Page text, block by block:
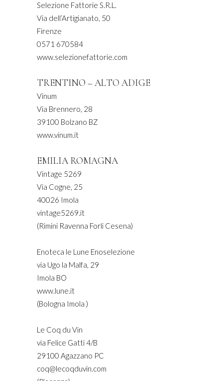
Selezione Fattorie S.R.L.
Via dell’Artigianato, 50
Firenze
0571 670584
www.selezionefattorie.com
TRENTINO – ALTO ADIGE
Vinum
Via Brennero, 28
39100 Bolzano BZ
www.vinum.it
EMILIA ROMAGNA
Vintage 5269
Via Cogne, 25
40026 Imola
vintage5269.it
(Rimini Ravenna Forli Cesena)
Enoteca le Lune Enoselezione
via Ugo la Malfa, 29
Imola BO
www.lune.it
(Bologna Imola )
Le Coq du Vin
via Felice Gatti 4/B
29100 Agazzano PC
coq@lecoqduvin.com